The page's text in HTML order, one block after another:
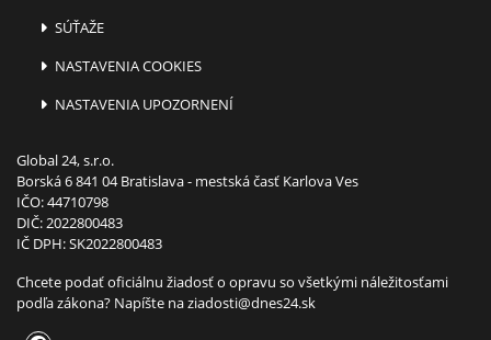
SÚŤAŽE
NASTAVENIA COOKIES
NASTAVENIA UPOZORNENÍ
Global 24, s.r.o.
Borská 6 841 04 Bratislava - mestská časť Karlova Ves
IČO: 44710798
DIČ: 2022800483
IČ DPH: SK2022800483
Chcete podať oficiálnu žiadosť o opravu so všetkými náležitosťami
podľa zákona? Napíšte naziadosti@dnes24.sk